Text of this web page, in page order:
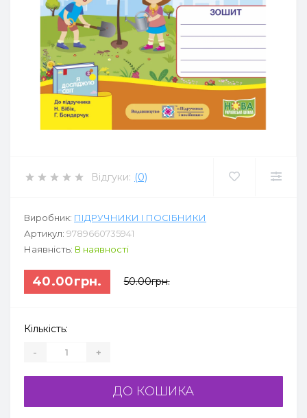
Відгуки: (0)
Виробник: ПІДРУЧНИКИ І ПОСІБНИКИ
Артикул: 9789660735941
Наявність: В наявності
40.00грн. 50.00грн.
Кількість:
- +
ДО КОШИКА